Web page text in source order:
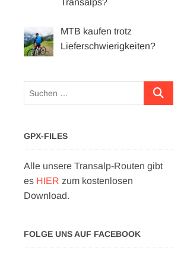
MTB kaufen trotz
Lieferschwierigkeiten?
Suchen …
GPX-FILES
Alle unsere Transalp-Routen gibt
es HIER zum kostenlosen
Download.
FOLGE UNS AUF FACEBOOK